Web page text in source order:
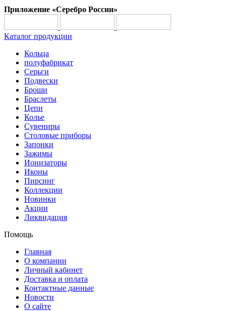
Приложение «Серебро России»
Каталог продукции
Кольца
полуфабрикат
Серьги
Подвески
Броши
Браслеты
Цепи
Колье
Сувениры
Столовые приборы
Запонки
Зажимы
Ионизаторы
Иконы
Пирсинг
Коллекции
Новинки
Акции
Ликвидация
Помощь
Главная
О компании
Личный кабинет
Доставка и оплата
Контактные данные
Новости
О сайте